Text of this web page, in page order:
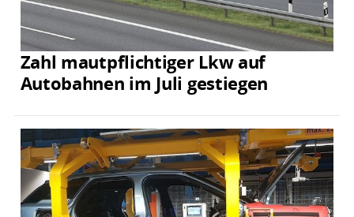
Zahl mautpflichtiger Lkw auf
Autobahnen im Juli gestiegen